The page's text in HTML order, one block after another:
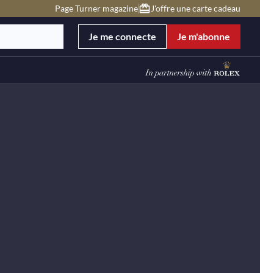
Page Turner magazine J'offre une carte cadeau
Je me connecte Je m'abonne